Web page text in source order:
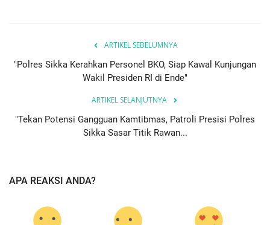
ARTIKEL SEBELUMNYA
"Polres Sikka Kerahkan Personel BKO, Siap Kawal Kunjungan
Wakil Presiden RI di Ende"
ARTIKEL SELANJUTNYA
"Tekan Potensi Gangguan Kamtibmas, Patroli Presisi Polres
Sikka Sasar Titik Rawan...
APA REAKSI ANDA?